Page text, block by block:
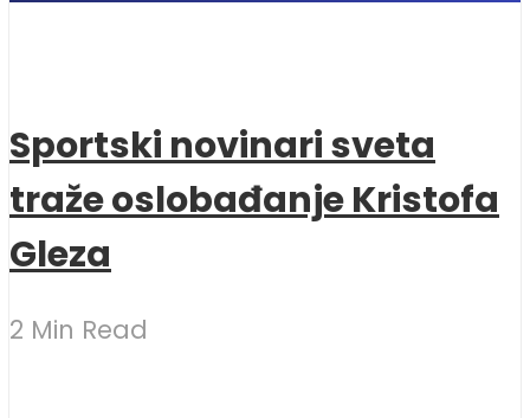
Sportski novinari sveta
traže oslobađanje Kristofa
Gleza
2 Min Read